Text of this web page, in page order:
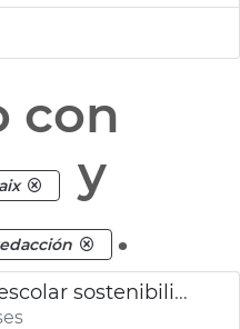
con
y
.
Concurso redacción escolar sostenibilidad Junta Municipal Patraix